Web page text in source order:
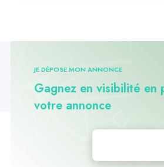
JE DÉPOSE MON ANNONCE
Gagnez en visibilité en
votre annonce